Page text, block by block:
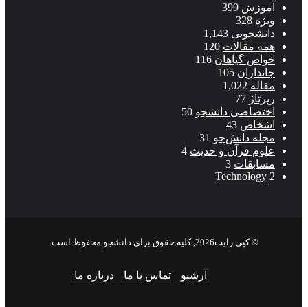
آموزش 399
ویژه 328
دانشجویی 1,143
همه مقالات 120
خواص گیاهان 116
جانداران 105
مقاله 1,022
رپرتاژ 77
اختصاصی دانشجو 50
اشخاص 43
مجله دانش‌جو 31
علوم قرآن و حدیث 4
مسابقات 3
Technology 2
© کپی رایت2026, کلیه حقوق برای دانشجو محفوظ است.
آرشیو تماس با ما درباره ما